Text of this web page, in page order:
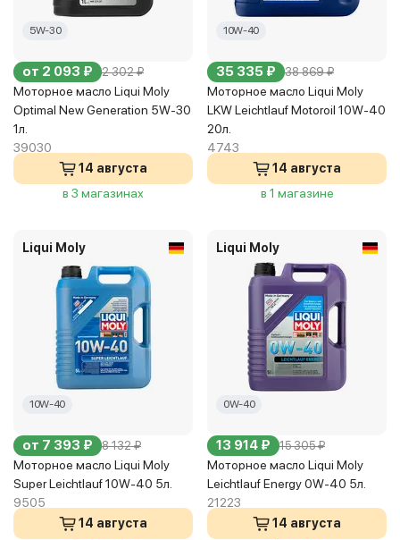
5W-30
от 2 093 ₽ 2 302 ₽
Моторное масло Liqui Moly
Optimal New Generation 5W-30
1л.
39030
14 августа
в 3 магазинах
10W-40
35 335 ₽ 38 869 ₽
Моторное масло Liqui Moly
LKW Leichtlauf Motoroil 10W-40
20л.
4743
14 августа
в 1 магазине
Liqui Moly
10W-40
от 7 393 ₽ 8 132 ₽
Моторное масло Liqui Moly
Super Leichtlauf 10W-40 5л.
9505
14 августа
Liqui Moly
0W-40
13 914 ₽ 15 305 ₽
Моторное масло Liqui Moly
Leichtlauf Energy 0W-40 5л.
21223
14 августа